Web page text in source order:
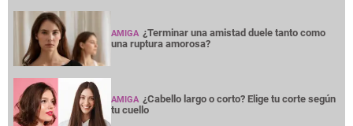
AMIGA ¿Terminar una amistad duele tanto como
una ruptura amorosa?
AMIGA ¿Cabello largo o corto? Elige tu corte según
tu cuello